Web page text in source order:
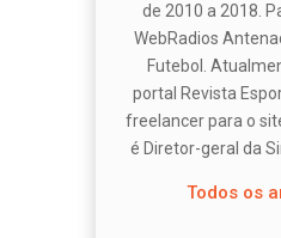
de 2010 a 2018.
WebRadios
Futebol.
portal Revista
freelancer para o
é Diretor-geral da
Todos os